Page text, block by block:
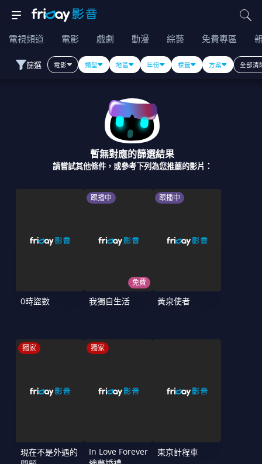
電視頻道 電影 戲劇 動漫 綜藝 免費專區
篩選 電影 類型 地區 年份 標籤 方案 全部清
暫無對應的篩選結果
請嘗試其他條件，或參考下列為您推薦的影片：
0時盜數
跟播中
免費
我獨自生活
跟播中
黃泉使者
獨家
現在不是外遇的
獨家
In Love Forever
東京計程車